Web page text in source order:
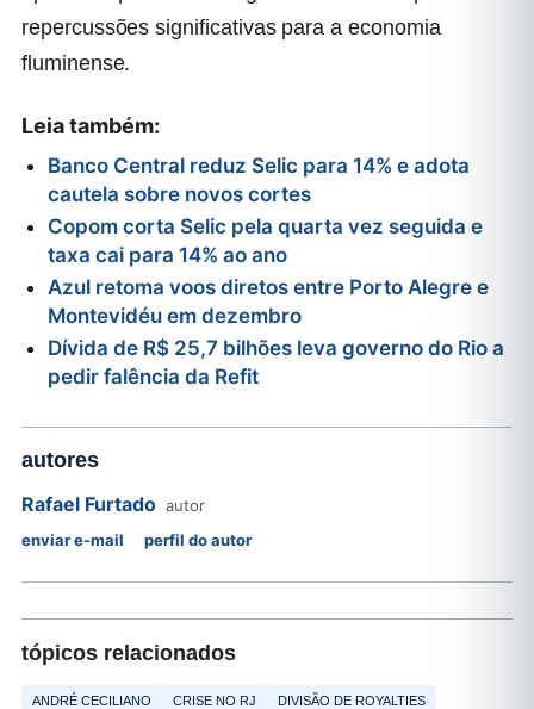
repercussões significativas para a economia
fluminense.
Leia também:
Banco Central reduz Selic para 14% e adota
cautela sobre novos cortes
Copom corta Selic pela quarta vez seguida e
taxa cai para 14% ao ano
Azul retoma voos diretos entre Porto Alegre e
Montevidéu em dezembro
Dívida de R$ 25,7 bilhões leva governo do Rio a
pedir falência da Refit
autores
Rafael Furtado autor
enviar e-mail
perfil do autor
tópicos relacionados
ANDRÉ CECILIANO CRISE NO RJ DIVISÃO DE ROYALTIES